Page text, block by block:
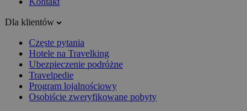
Dla klientów
Częste pytania
Hotele na Travelking
Ubezpieczenie podróżne
Travelpedie
Program lojalnościowy
Osobiście zweryfikowane pobyty